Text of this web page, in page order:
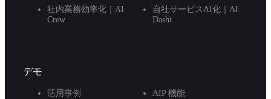
社内業務効率化｜AI
Crew
自社サービスAI化｜AI
Dashi
デモ
活用事例
AIP 機能